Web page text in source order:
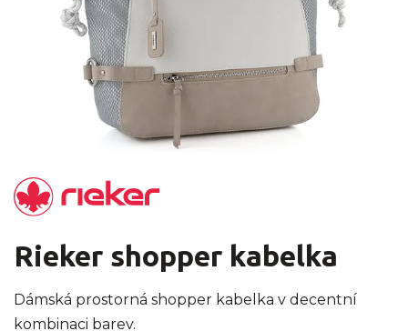
Rieker shopper kabelka
Dámská prostorná shopper kabelka v decentní
kombinaci barev.